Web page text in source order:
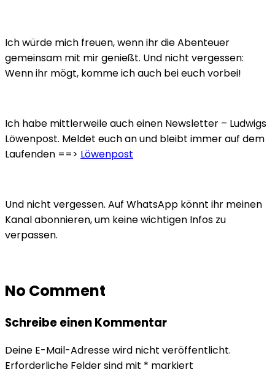
Ich würde mich freuen, wenn ihr die Abenteuer
gemeinsam mit mir genießt. Und nicht vergessen:
Wenn ihr mögt, komme ich auch bei euch vorbei!
Ich habe mittlerweile auch einen Newsletter – Ludwigs
Löwenpost. Meldet euch an und bleibt immer auf dem
Laufenden ==> Löwenpost
Und nicht vergessen. Auf WhatsApp könnt ihr meinen
Kanal abonnieren, um keine wichtigen Infos zu
verpassen.
No Comment
Schreibe einen Kommentar
Deine E-Mail-Adresse wird nicht veröffentlicht.
Erforderliche Felder sind mit * markiert